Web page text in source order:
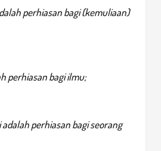
perhiasan bagi (kemuliaan)
perhiasan bagi ilmu;
perhiasan bagi seorang